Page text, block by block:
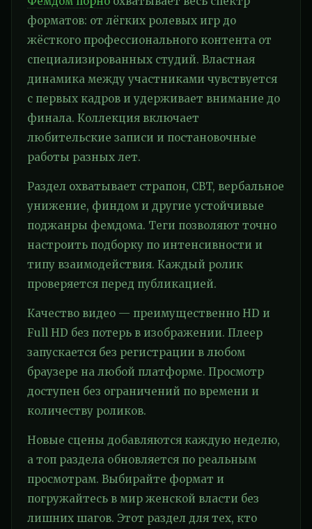
форматов: от лёгких ролевых игр до
жёсткого профессионального контента от
специализированных студий. Властная
динамика между участниками чувствуется
с первых кадров и удерживает внимание до
финала. Коллекция включает
любительские записи и постановочные
работы разных лет.
Раздел охватывает страпон, CBT, вербальное
унижение, финдом и другие устойчивые
поджанры фемдома. Теги позволяют точно
настроить подборку по интенсивности и
типу взаимодействия. Каждый ролик
проверяется перед публикацией.
Качество видео — преимущественно HD и
Full HD без потерь в изображении. Плеер
запускается без регистрации в любом
браузере на любой платформе. Просмотр
доступен без ограничений по времени и
количеству роликов.
Новые сцены добавляются каждую неделю,
а топ раздела обновляется по реальным
просмотрам. Выбирайте формат и
погружайтесь в мир женской власти без
лишних шагов. Этот раздел для тех, кто